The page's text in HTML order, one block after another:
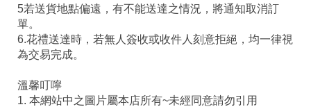
5若送貨地點偏遠，有不能送達之情況，將通知取消訂
單。
6.花禮送達時，若無人簽收或收件人刻意拒絕，均一律視
為交易完成。
溫馨叮嚀
1. 本網站中之圖片屬本店所有~未經同意請勿引用